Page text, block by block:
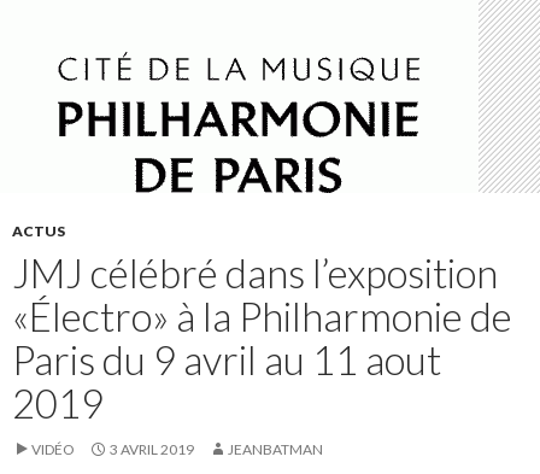
ACTUS
JMJ célébré dans l’exposition
«Électro» à la Philharmonie de
Paris du 9 avril au 11 aout
2019
VIDÉO 3 AVRIL 2019 JEANBATMAN